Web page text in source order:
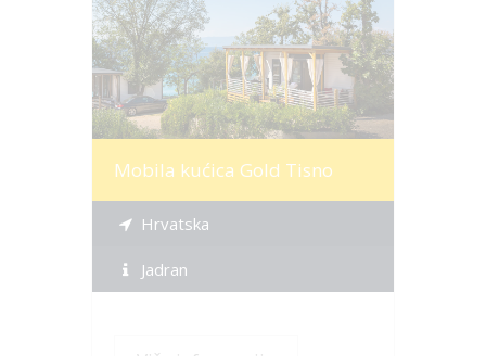
Više informacija
Mobila kućica Gold Tisno
Hrvatska
Jadran